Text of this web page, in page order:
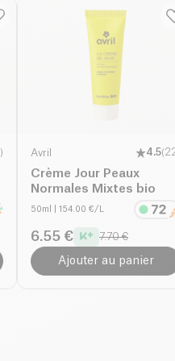
) Avril 4.5(
Crème Jour Peaux
Normales Mixtes bio
50ml | 154.00 €/L
6.55 € 7.70 €
Ajouter au panier